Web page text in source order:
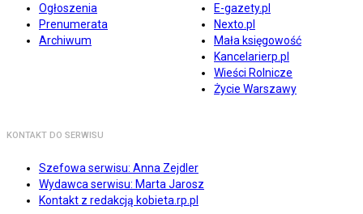
Ogłoszenia
Prenumerata
Archiwum
E-gazety.pl
Nexto.pl
Mała księgowość
Kancelarierp.pl
Wieści Rolnicze
Życie Warszawy
KONTAKT DO SERWISU
Szefowa serwisu: Anna Zejdler
Wydawca serwisu: Marta Jarosz
Kontakt z redakcją kobieta.rp.pl